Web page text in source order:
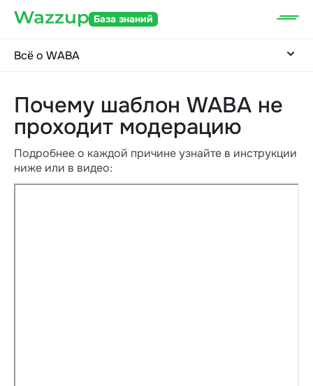
База знаний
Всё о WABA
Почему шаблон WABA не
проходит модерацию
Подробнее о каждой причине узнайте в инструкции
ниже или в видео: